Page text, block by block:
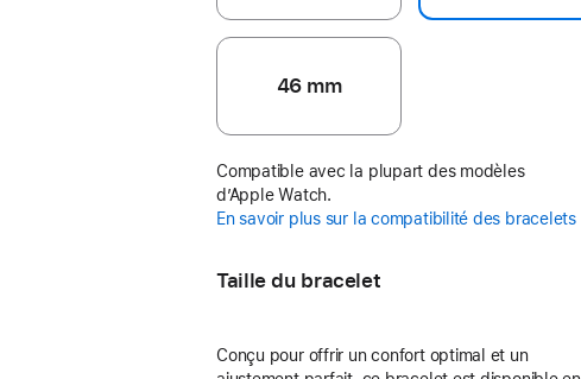
46 mm
Compatible avec la plupart des modèles
d’Apple Watch.
En savoir plus sur la compatibilité des bracelets
Taille du bracelet
Conçu pour offrir un confort optimal et un